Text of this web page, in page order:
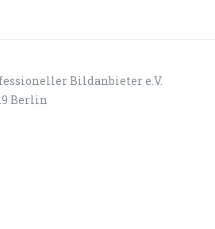
Bildanbieter e.V.
Berlin